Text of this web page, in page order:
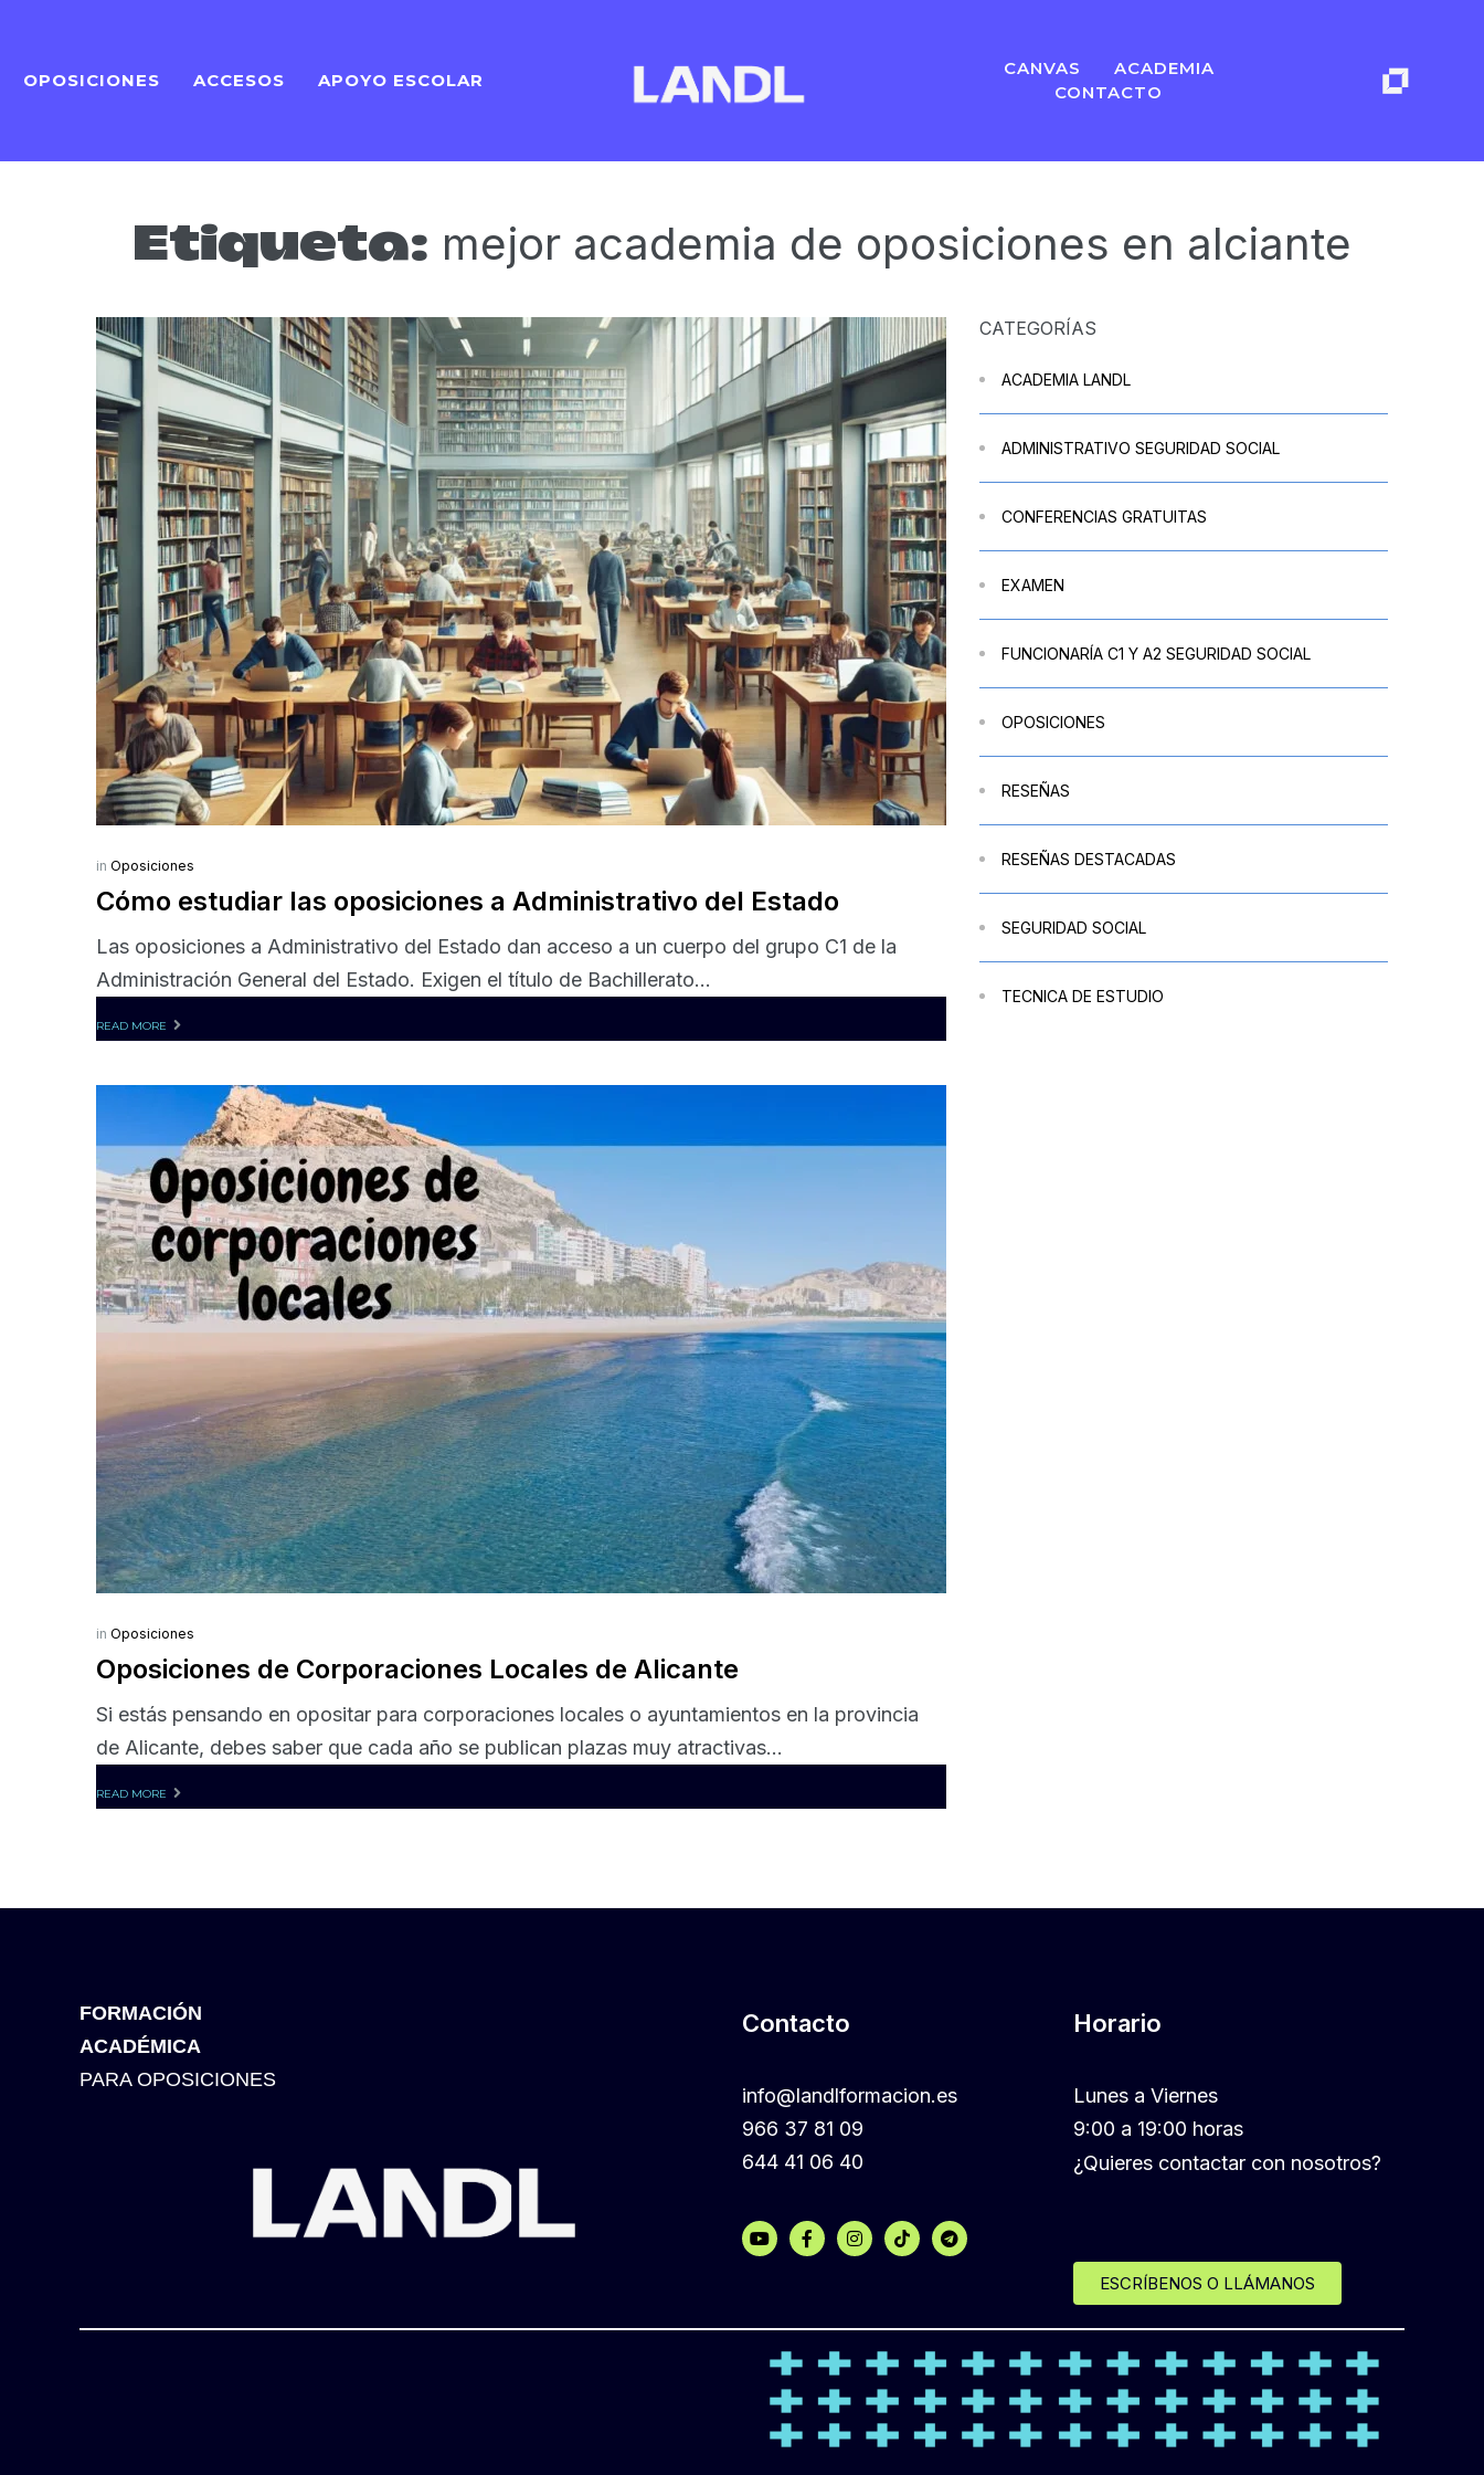
OPOSICIONES ACCESOS APOYO ESCOLAR
CANVAS
ACADEMIA
CONTACTO
Etiqueta: mejor academia de oposiciones en alciante
in Oposiciones
Cómo estudiar las oposiciones a Administrativo del Estado
Las oposiciones a Administrativo del Estado dan acceso a un cuerpo del grupo C1 de la
Administración General del Estado. Exigen el título de Bachillerato...
READ MORE
in Oposiciones
Oposiciones de Corporaciones Locales de Alicante
Si estás pensando en opositar para corporaciones locales o ayuntamientos en la provincia
de Alicante, debes saber que cada año se publican plazas muy atractivas...
READ MORE
CATEGORÍAS
ACADEMIA LANDL
ADMINISTRATIVO SEGURIDAD SOCIAL
CONFERENCIAS GRATUITAS
EXAMEN
FUNCIONARÍA C1 Y A2 SEGURIDAD SOCIAL
OPOSICIONES
RESEÑAS
RESEÑAS DESTACADAS
SEGURIDAD SOCIAL
TECNICA DE ESTUDIO
FORMACIÓN
ACADÉMICA
PARA OPOSICIONES
Contacto
info@landlformacion.es
966 37 81 09
644 41 06 40
Horario
Lunes a Viernes
9:00 a 19:00 horas
¿Quieres contactar con nosotros?
ESCRÍBENOS O LLÁMANOS